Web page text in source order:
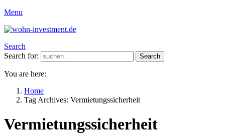
Menu
Search
Search for:
Search
You are here:
Home
Tag Archives: Vermietungssicherheit
Vermietungssicherheit